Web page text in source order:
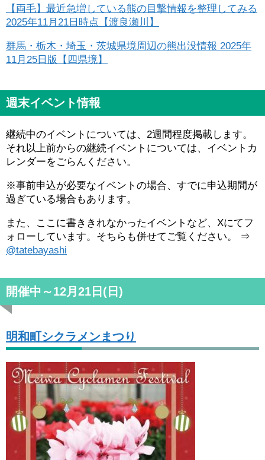
【両毛】最近急増している熊の目撃情報を整理してみる
2025年11月21日時点【渡良瀬川】
群馬・栃木・埼玉・茨城県境周辺の熊出没情報 2025年
11月25日版【四県境】
週末イベント情報
継続中のイベントについては、2週間程度掲載します。
それ以上前からの継続イベントについては、イベントカ
レンダーをごらんください。
※事前申込が必要なイベントの場合、すでに申込期間が
過ぎている場合もあります。
また、ここに書ききれなかったイベントなど、Xにてフ
ォローしています。そちらも併せてご覧ください。 ⇒
@tatebayashi
開催中～12月21日(日)
明和町シクラメンまつり